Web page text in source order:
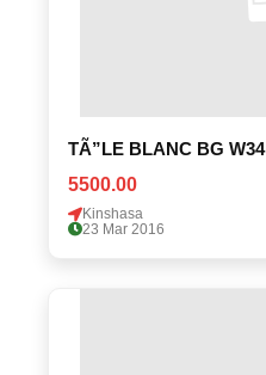
TÃ”LE BLANC BG W34
5500.00
Kinshasa
23 Mar 2016